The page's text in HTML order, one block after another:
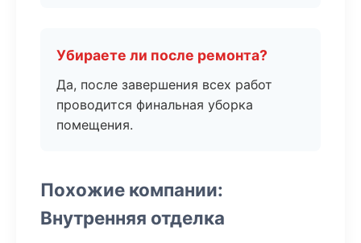
Убираете ли после ремонта?
Да, после завершения всех работ
проводится финальная уборка
помещения.
Похожие компании:
Внутренняя отделка